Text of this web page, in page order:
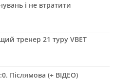
і не втратити
тренер 21 туру VBET
Післямова (+ ВІДЕО)